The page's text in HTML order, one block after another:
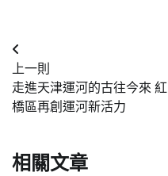
文
章
導
上一則
走進天津運河的古往今來 紅
橋區再創運河新活力
相關文章